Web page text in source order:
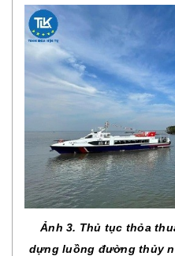
Ảnh 3. Thủ tục thỏa
dựng luồng đường thủy